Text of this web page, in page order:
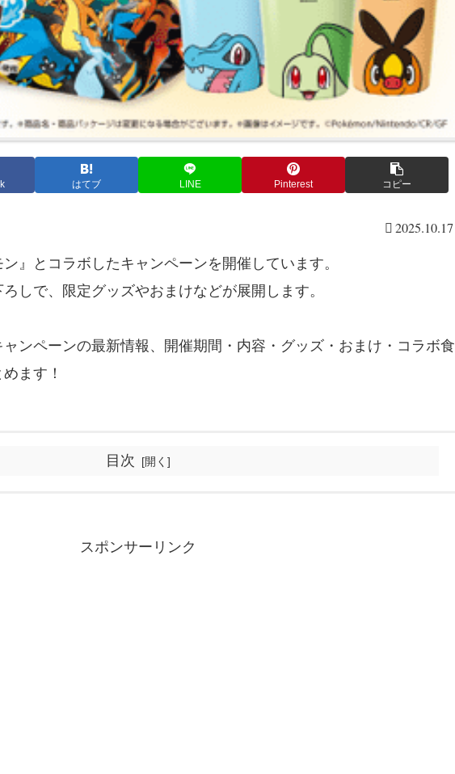
はてブ LINE Pinterest コピー
2025.10.17
』とコラボしたキャンペーンを開催しています。
しで、限定グッズやおまけなどが展開します。
ンペーンの最新情報、開催期間・内容・グッズ・おまけ・コラボ食
ます！
目次
スポンサーリンク